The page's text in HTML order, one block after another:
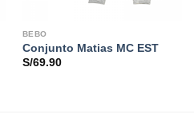
BEBO
Conjunto Matias MC EST
S/69.90